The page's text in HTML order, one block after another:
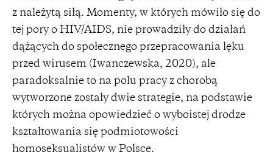
z należytą siłą. Momenty, w których mówiło się do
tej pory o HIV/AIDS, nie prowadziły do działań
dążących do społecznego przepracowania lęku
przed wirusem (Iwanczewska, 2020), ale
paradoksalnie to na polu pracy z chorobą
wytworzone zostały dwie strategie, na podstawie
których można opowiedzieć o wyboistej drodze
kształtowania się podmiotowości
homoseksualistów w Polsce.